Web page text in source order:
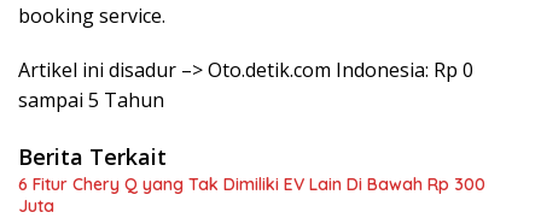
booking service.
Artikel ini disadur –> Oto.detik.com Indonesia: Rp 0
sampai 5 Tahun
Berita Terkait
6 Fitur Chery Q yang Tak Dimiliki EV Lain Di Bawah Rp 300
Juta